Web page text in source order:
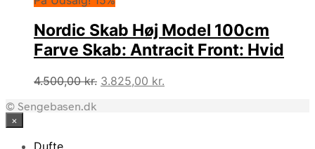
Nordic Skab Høj Model 100cm
Farve Skab: Antracit Front: Hvid
4.500,00kr. Den
3.825,00 kr.
© Sengebasen.dk
×
Dufte